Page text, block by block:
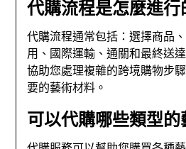
代購流程是怎麼進行
代購流程通常包括：選擇商品
用、國際運輸、通關和最終送
協助您處理複雜的跨境購物步
要的藝術材料。
可以代購哪些類型的